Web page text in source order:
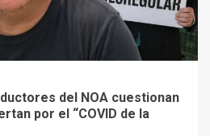
del NOA cuestionan
por el “COVID de la